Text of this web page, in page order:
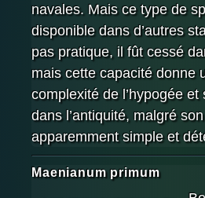
navales. Mais ce type de
disponible dans d’autres
pas pratique, il fût cessé
mais cette capacité donne
complexité de l’hypogée et
dans l’antiquité, malgré
apparemment simple et
Maenianum primum